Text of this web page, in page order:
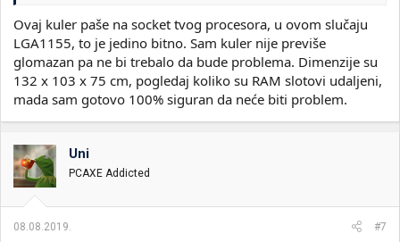
Ovaj kuler paše na socket tvog procesora, u ovom slučaju
LGA1155, to je jedino bitno. Sam kuler nije previše
glomazan pa ne bi trebalo da bude problema. Dimenzije su
132 x 103 x 75 cm, pogledaj koliko su RAM slotovi udaljeni,
mada sam gotovo 100% siguran da neće biti problem.
Uni
PCAXE Addicted
08.08.2019. #7